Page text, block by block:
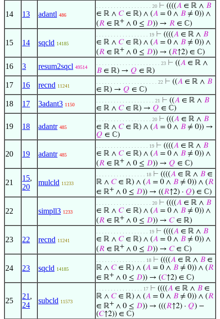
14 13 adantl 486
. . . . . . . . . . . . . . . . . . . 20 ⊢ ((((𝐴 ∈ ℝ ∧ 𝐵
∈ ℝ ∧ 𝐶∈ ℝ) ∧ (𝐴 = 0 ∧ 𝐵 ≠ 0)) ∧
(𝑅 ∈ ℝ+ ∧ 0 ≤ 𝐷)) → 𝑅 ∈ ℂ)
15 14 sqcld 14185
. . . . . . . . . . . . . . . . . . 19 ⊢ ((((𝐴 ∈ ℝ ∧ 𝐵
∈ ℝ ∧ 𝐶∈ ℝ) ∧ (𝐴 = 0 ∧ 𝐵 ≠ 0)) ∧
(𝑅 ∈ ℝ+ ∧ 0 ≤ 𝐷)) → (𝑅↑2) ∈ ℂ)
16 3 resum2sqcl 49514
. . . . . . . . . . . . . . . . . . . . . . 23 ⊢ ((𝐴 ∈ ℝ ∧
𝐵 ∈ ℝ) → 𝑄 ∈ ℝ)
17 16 recnd 11241
. . . . . . . . . . . . . . . . . . . . . 22 ⊢ ((𝐴 ∈ ℝ ∧ 𝐵
∈ ℝ) → 𝑄 ∈ ℂ)
18 17 3adant3 1150
. . . . . . . . . . . . . . . . . . . . 21 ⊢ ((𝐴 ∈ ℝ ∧ 𝐵
∈ ℝ ∧ 𝐶∈ ℝ) → 𝑄 ∈ ℂ)
19 18 adantr 485
. . . . . . . . . . . . . . . . . . . 20 ⊢ (((𝐴 ∈ ℝ ∧ 𝐵
∈ ℝ ∧ 𝐶∈ ℝ) ∧ (𝐴 = 0 ∧ 𝐵 ≠ 0)) →
𝑄 ∈ ℂ)
20 19 adantr 485
. . . . . . . . . . . . . . . . . . 19 ⊢ ((((𝐴 ∈ ℝ ∧ 𝐵
∈ ℝ ∧ 𝐶∈ ℝ) ∧ (𝐴 = 0 ∧ 𝐵 ≠ 0)) ∧
(𝑅 ∈ ℝ+ ∧ 0 ≤ 𝐷)) → 𝑄 ∈ ℂ)
21
15,
20
mulcld 11233
. . . . . . . . . . . . . . . . . 18 ⊢ ((((𝐴 ∈ ℝ ∧ 𝐵 ∈
ℝ ∧ 𝐶∈ ℝ) ∧ (𝐴 = 0 ∧ 𝐵 ≠ 0)) ∧ (𝑅
∈ ℝ+ ∧ 0 ≤ 𝐷)) → ((𝑅↑2) · 𝑄) ∈ ℂ)
22 simpll3 1233
. . . . . . . . . . . . . . . . . . . 20 ⊢ ((((𝐴 ∈ ℝ ∧ 𝐵
∈ ℝ ∧ 𝐶∈ ℝ) ∧ (𝐴 = 0 ∧ 𝐵 ≠ 0)) ∧
(𝑅 ∈ ℝ+ ∧ 0 ≤ 𝐷)) → 𝐶∈ ℝ)
23 22 recnd 11241
. . . . . . . . . . . . . . . . . . 19 ⊢ ((((𝐴 ∈ ℝ ∧ 𝐵
∈ ℝ ∧ 𝐶∈ ℝ) ∧ (𝐴 = 0 ∧ 𝐵 ≠ 0)) ∧
(𝑅 ∈ ℝ+ ∧ 0 ≤ 𝐷)) → 𝐶∈ ℂ)
24 23 sqcld 14185
. . . . . . . . . . . . . . . . . 18 ⊢ ((((𝐴 ∈ ℝ ∧ 𝐵 ∈
ℝ ∧ 𝐶∈ ℝ) ∧ (𝐴 = 0 ∧ 𝐵 ≠ 0)) ∧ (𝑅
∈ ℝ+ ∧ 0 ≤ 𝐷)) → (𝐶↑2) ∈ ℂ)
25
21 ,
24
subcld 11573
. . . . . . . . . . . . . . . . 17 ⊢ ((((𝐴 ∈ ℝ ∧ 𝐵 ∈
ℝ ∧ 𝐶∈ ℝ) ∧ (𝐴 = 0 ∧ 𝐵 ≠ 0)) ∧ (𝑅
∈ ℝ+ ∧ 0 ≤ 𝐷)) → (((𝑅↑2) · 𝑄) −
(𝐶↑2)) ∈ ℂ)